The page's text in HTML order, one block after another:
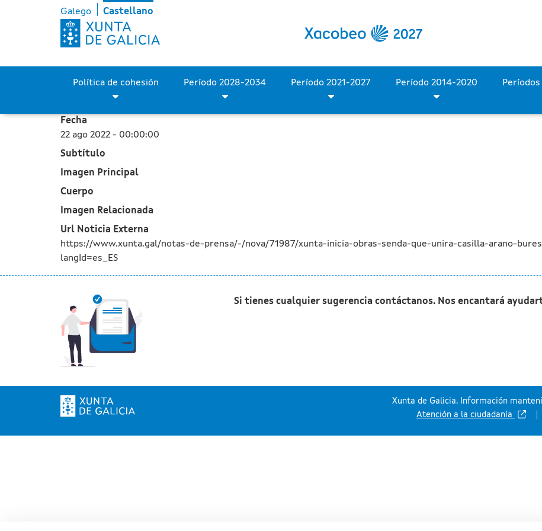
La Xunta inicia las obras de la senda que unirá A
Saltar al contenido principal
Galego Castellano
Fecha
22 ago 2022 - 00:00:00
Subtítulo
Imagen Principal
Cuerpo
Imagen Relacionada
Url Noticia Externa
https://www.xunta.gal/notas-de-prensa/-/nova/71987/xunta-inicia-obras-senda-que-unira-casilla-arano-
langId=es_ES
Si tienes cualquier sugerencia contáctanos. Nos encantará
Xunta de Galicia. Información
Atención a la ciudadanía